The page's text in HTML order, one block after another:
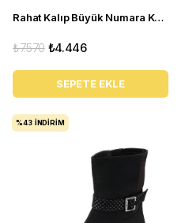
Rahat Kalıp Büyük Numara Kadın BOT Gaye1003 Kum
₺4.446
₺7.570
SEPETE EKLE
%43 İNDIRIM